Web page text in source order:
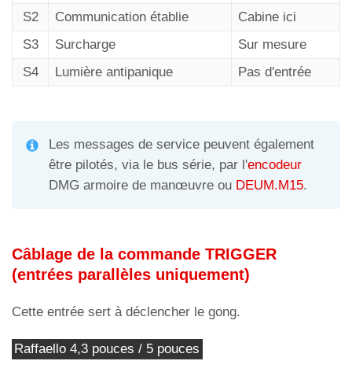
S2
Communication établie
Cabine ici
S3
Surcharge
Sur mesure
S4
Lumière antipanique Pas d'entrée
Les messages de service peuvent également
être pilotés, via le bus série, par l'encodeur
DMG armoire de manœuvre ou DEUM.M15.
Câblage de la commande TRIGGER
(entrées parallèles uniquement)
Cette entrée sert à déclencher le gong.
Raffaello 4,3 pouces / 5 pouces